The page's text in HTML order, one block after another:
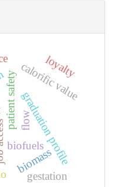
patient safetygraduation profile
calorific value
biofuels
biomass
flow
loyalty
gestation